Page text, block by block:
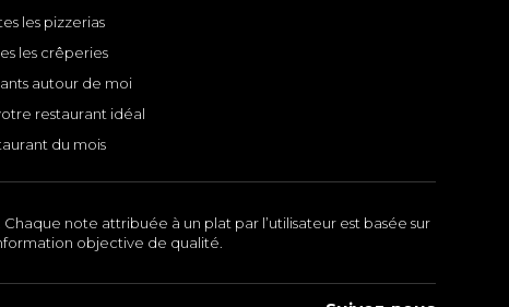
les pizzerias
les crêperies
autour de moi
restaurant idéal
du mois
note attribuée à un plat par l’utilisateur est basée sur
objective de qualité.